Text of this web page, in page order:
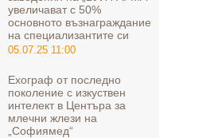
увеличават с 50%
основното възнаграждание
на специализантите си
05.07.25 11:00
Ехограф от последно
поколение с изкуствен
интелект в Центъра за
млечни жлези на
„Софиямед“